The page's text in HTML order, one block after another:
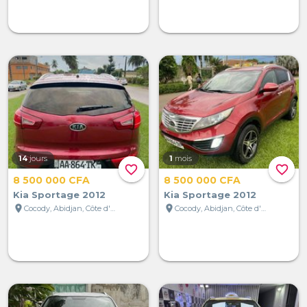
favorite_border
14 jours
8 500 000 CFA
Kia Sportage 2012
location_on
Cocody, Abidjan, Côte d'Ivoire
favorite_border
1 mois
8 500 000 CFA
Kia Sportage 2012
location_on
Cocody, Abidjan, Côte d'Ivoire